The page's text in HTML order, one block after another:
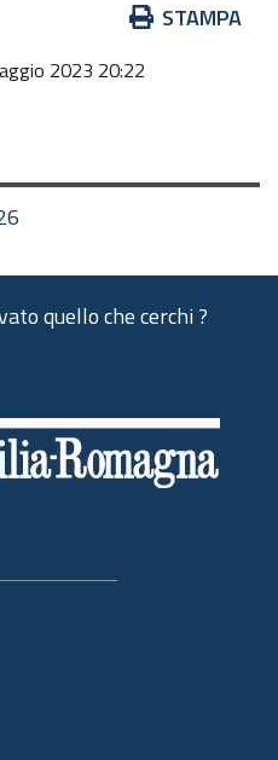
STAMPA
2023 20:22
quello che cerchi ?